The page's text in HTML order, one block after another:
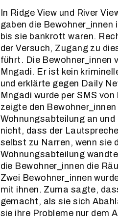
In Ridge View und River
gaben die
bis sie bankrott waren.
der Versuch, Zugang zu
führt. Die Bewohner_innen
Mngadi. Er ist kein
und erklärte gegen Daily
Mngadi wurde per SMS
zeigte den
Wohnungsabteilung an
nicht, dass der
selbst zu Narren, wenn sie
Wohnungsabteilung
die Bewohner_innen die
Zwei Bewohner_innen
mit ihnen. Zuma sagte,
gemacht, als sie sich
sie ihre Probleme nur dem